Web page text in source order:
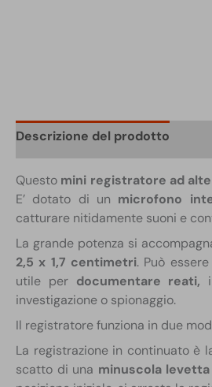
Descrizione del prodotto
Questo mini registratore ad
E’ dotato di un microfono
catturare nitidamente suoni e
La grande potenza si
2,5 x 1,7 centimetri. Può
utile per documentare reati,
investigazione o spionaggio.
Il registratore funziona in due
La registrazione in continuato è
scatto di una minuscola levetta